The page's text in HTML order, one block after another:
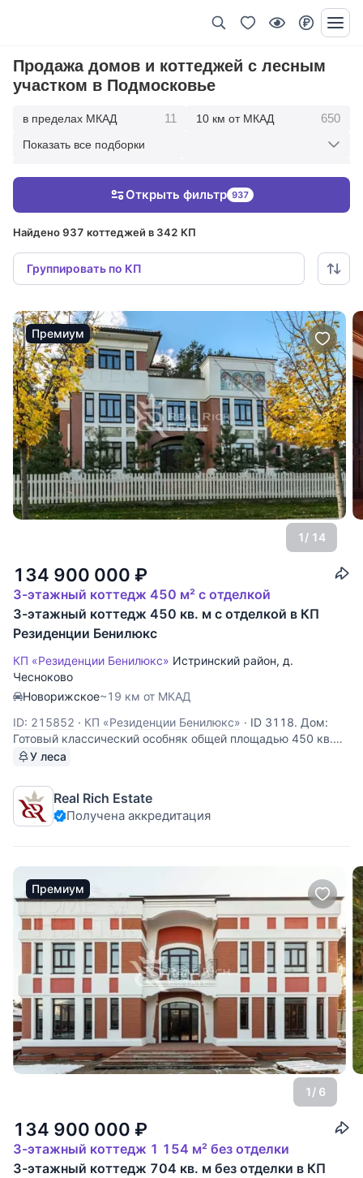
Продажа домов и коттеджей с лесным
участком в Подмосковье
в пределах МКАД 11 10 км от МКАД 650
Показать все подборки
Найдено 937 коттеджей в 342 КП
Группировать по КП
Открыть фильтр 937
Премиум
1/ 14
134 900 000 ₽
3-этажный коттедж 450 м² с отделкой
3-этажный коттедж 450 кв. м с отделкой в КП
Резиденции Бенилюкс
КП «Резиденции Бенилюкс» Истринский район, д.
Чесноково
Новорижское~19 км от МКАД
ID: 215852 · КП «Резиденции Бенилюкс» · ID 3118. Дом:
Готовый классический особняк общей площадью 450 кв.м.
в КП Бенилюкс, 19 км от МКАД. Участок: Участок 20,8 сот.
деревьями. Описание поселка: Коттеджный поселок
разделен неа 3
У леса
Real Rich Estate
Получена аккредитация
Премиум
1/ 6
134 900 000 ₽
3-этажный коттедж 1 154 м² без отделки
3-этажный коттедж 704 кв. м без отделки в КП